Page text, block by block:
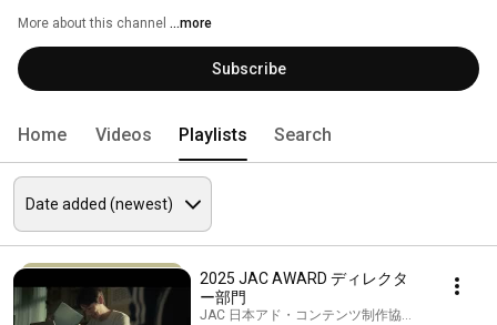
More about this channel ...more
Subscribe
Home Videos Playlists Search
2025 JAC AWARD ディレクタ
ー部門
JAC 日本アド・コンテンツ制作協会 · Playlist